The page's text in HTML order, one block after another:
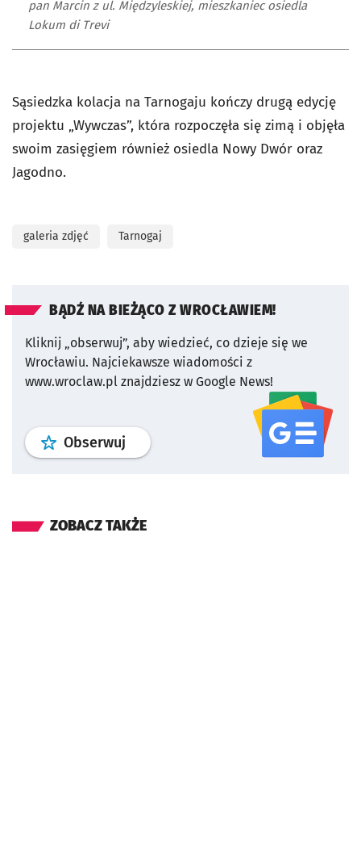
pan Marcin z ul. Międzyleskiej, mieszkaniec osiedla
Lokum di Trevi
Sąsiedzka kolacja na Tarnogaju kończy drugą edycję
projektu „Wywczas”, która rozpoczęła się zimą i objęła
swoim zasięgiem również osiedla Nowy Dwór oraz
Jagodno.
galeria zdjęć Tarnogaj
BĄDŹ NA BIEŻĄCO Z WROCŁAWIEM!
Kliknij „obserwuj”, aby wiedzieć, co dzieje się we
Wrocławiu. Najciekawsze wiadomości z
www.wroclaw.pl znajdziesz w Google News!
Obserwuj profil serwisu
ZOBACZ TAKŻE